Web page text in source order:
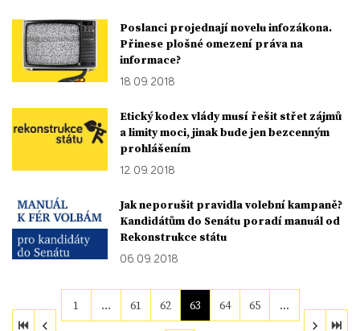
Poslanci projednají novelu infozákona.
Přinese plošné omezení práva na
informace?
18. 09. 2018
Etický kodex vlády musí řešit střet zájmů
a limity moci, jinak bude jen bezcenným
prohlášením
12. 09. 2018
Jak neporušit pravidla volební kampaně?
Kandidátům do Senátu poradí manuál od
Rekonstrukce státu
06. 09. 2018
1 … 61 62 63 64 65 …